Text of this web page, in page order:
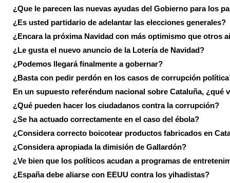
¿Que le parecen las nuevas ayudas del Gobierno para los
¿Es usted partidario de adelantar las elecciones generales?
¿Encara la próxima Navidad con más optimismo que otros
¿Le gusta el nuevo anuncio de la Lotería de Navidad?
¿Podemos llegará finalmente a gobernar?
¿Basta con pedir perdón en los casos de corrupción
En un supuesto referéndum nacional sobre Cataluña, ¿qué
¿Qué pueden hacer los ciudadanos contra la corrupción?
¿Se ha actuado correctamente en el caso del ébola?
¿Considera correcto boicotear productos fabricados en
¿Considera apropiada la dimisión de Gallardón?
¿Ve bien que los políticos acudan a programas de
¿España debe aliarse con EEUU contra los yihadistas?